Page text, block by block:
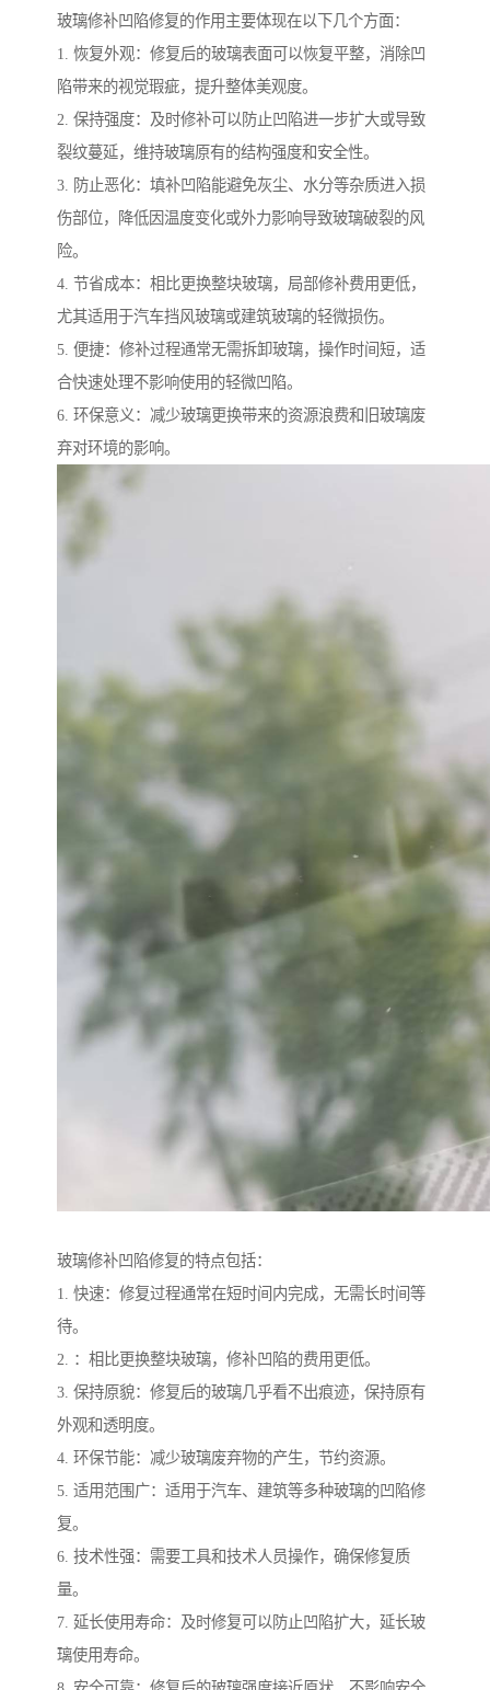
玻璃修补凹陷修复的作用主要体现在以下几个方面：
1. 恢复外观：修复后的玻璃表面可以恢复平整，消除凹
陷带来的视觉瑕疵，提升整体美观度。
2. 保持强度：及时修补可以防止凹陷进一步扩大或导致
裂纹蔓延，维持玻璃原有的结构强度和安全性。
3. 防止恶化：填补凹陷能避免灰尘、水分等杂质进入损
伤部位，降低因温度变化或外力影响导致玻璃破裂的风
险。
4. 节省成本：相比更换整块玻璃，局部修补费用更低，
尤其适用于汽车挡风玻璃或建筑玻璃的轻微损伤。
5. 便捷：修补过程通常无需拆卸玻璃，操作时间短，适
合快速处理不影响使用的轻微凹陷。
6. 环保意义：减少玻璃更换带来的资源浪费和旧玻璃废
弃对环境的影响。
玻璃修补凹陷修复的特点包括：
1. 快速：修复过程通常在短时间内完成，无需长时间等
待。
2. ：相比更换整块玻璃，修补凹陷的费用更低。
3. 保持原貌：修复后的玻璃几乎看不出痕迹，保持原有
外观和透明度。
4. 环保节能：减少玻璃废弃物的产生，节约资源。
5. 适用范围广：适用于汽车、建筑等多种玻璃的凹陷修
复。
6. 技术性强：需要工具和技术人员操作，确保修复质
量。
7. 延长使用寿命：及时修复可以防止凹陷扩大，延长玻
璃使用寿命。